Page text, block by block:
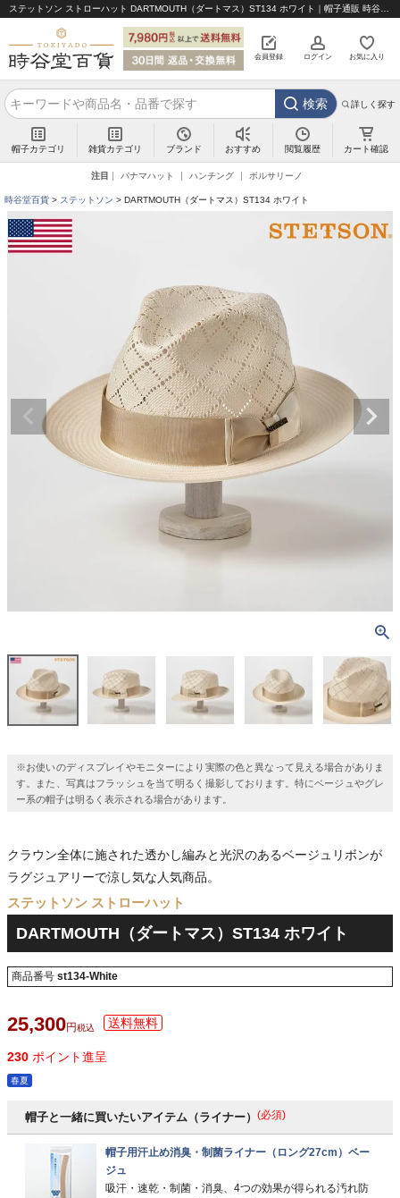
会員登録 ログイン お気に入り
検索 詳しく探す
帽子カテゴリ 雑貨カテゴリ ブランド おすすめ 閲覧履歴 カート確認
注目 パナマハット ハンチング ボルサリーノ
時谷堂百貨 ステットソン DARTMOUTH（ダートマス）ST134 ホワイト
※お使いのディスプレイやモニターにより実際の色と異なって見える場合がありま
す。また、写真はフラッシュを当て明るく撮影しております。特にベージュやグレ
ー系の帽子は明るく表示される場合があります。
クラウン全体に施された透かし編みと光沢のあるベージュリボンが
ラグジュアリーで涼し気な人気商品。
ステットソン ストローハット
DARTMOUTH（ダートマス）ST134 ホワイト
商品番号 st134-White
25,300 税込
230 ポイント進呈
春夏
帽子と一緒に買いたいアイテム（ライナー） (必須)
帽子用汗止め消臭・制菌ライナー（ロング27cm）ベー
ジュ
吸汗・速乾・制菌・消臭、4つの効果が得られる汚れ防